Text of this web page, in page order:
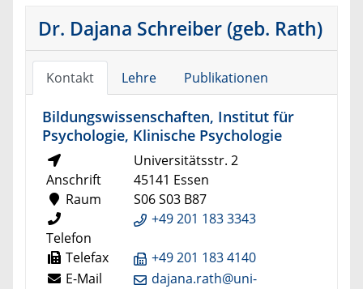
Dr. Dajana Schreiber (geb. Rath)
Kontakt Lehre Publikationen
Bildungswissenschaften, Institut für
Psychologie, Klinische Psychologie
Anschrift
Universitätsstr. 2
45141 Essen
Raum
S06 S03 B87
Telefon
+49 201 183 3343
Telefax
+49 201 183 4140
E-Mail
dajana.rath@uni-